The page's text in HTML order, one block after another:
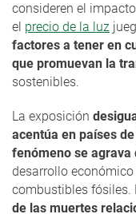
consideren el
el precio de la luz
factores a tener en
que promuevan la
sostenibles.
La exposición
acentúa en países
fenómeno se agrava
desarrollo
combustibles fósiles.
de las muertes